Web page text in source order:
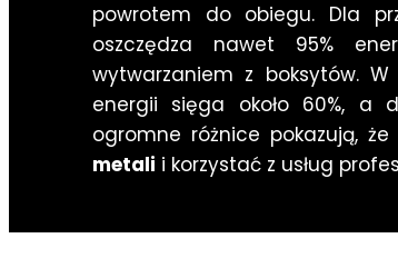
powrotem do obiegu. Dla
oszczędza nawet 95%
wytwarzaniem z boksytów.
energii sięga około 60%, a
ogromne różnice pokazują,
metali i korzystać z usług